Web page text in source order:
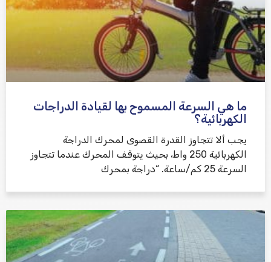
ما هي السرعة المسموح بها لقيادة الدراجات
الكهربائية؟
يجب ألا تتجاوز القدرة القصوى لمحرك الدراجة
الكهربائية 250 واط، بحيث يتوقف المحرك عندما تتجاوز
السرعة 25 كم/ساعة. “دراجة بمحرك